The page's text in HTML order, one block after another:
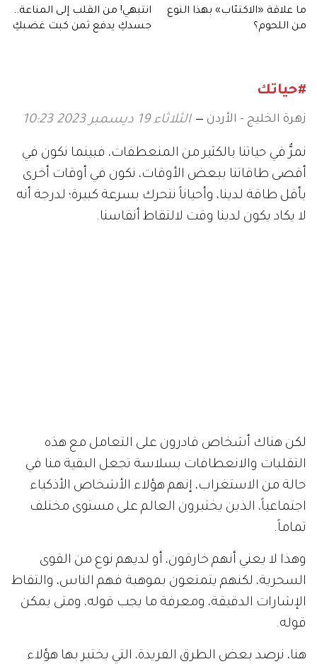
ما علاقة «الاكتئاب» بهذا النوع
من اللحوم؟
انتبهي! من القلب إلى المناعة..
جسدكِ يدفع ثمن كبت غضبكِ
#حياتك
زهرة الخليج - الأردن الثلاثاء 19 ديسمبر 2023 10:23
نمرُّ في حياتنا بالكثير من المنعطفات، فبينما نكون في
أقصى طاقاتنا ببعض الأوقات، نكون في أوقات أخرى
بأقل طاقة لدينا، وأحياناً نتحرك بسرعة كبيرة؛ لدرجة أنه
لا يكاد يكون لدينا وقت لالتقاط أنفاسنا.
لكن هناك أشخاص قادرون على التعامل مع هذه
التقلبات والانعطافات بسلاسة تجعل البقية منا في
حالة من الاستغراب، إنهم هؤلاء الأشخاص الأذكياء
اجتماعياً، الذين يختبرون العالم على مستوى مختلف
تماماً.
وهذا لا يعني أنهم خارقون، أو لديهم نوع من القوى
السحرية، لكنهم يتمتعون بموهبة فهم الناس، والتقاط
الإشارات الدقيقة، ومعرفة ما يجب قوله، ومتى يمكن
قوله.
هنا، نرصد بعض الطرق الفريدة، التي يختبر بها هؤلاء